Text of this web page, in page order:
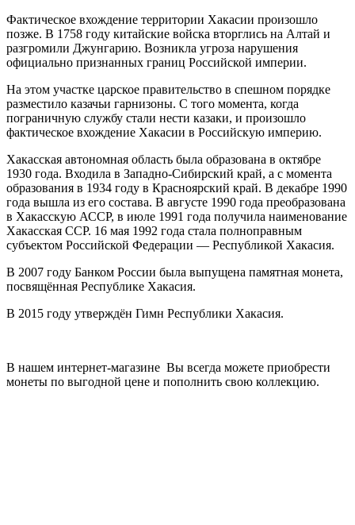
Фактическое вхождение территории Хакасии произошло
позже. В 1758 году китайские войска вторглись на Алтай и
разгромили Джунгарию. Возникла угроза нарушения
официально признанных границ Российской империи.
На этом участке царское правительство в спешном порядке
разместило казачьи гарнизоны. С того момента, когда
пограничную службу стали нести казаки, и произошло
фактическое вхождение Хакасии в Российскую империю.
Хакасская автономная область была образована в октябре
1930 года. Входила в Западно-Сибирский край, а с момента
образования в 1934 году в Красноярский край. В декабре 1990
года вышла из его состава. В августе 1990 года преобразована
в Хакасскую АССР, в июле 1991 года получила наименование
Хакасская ССР. 16 мая 1992 года стала полноправным
субъектом Российской Федерации — Республикой Хакасия.
В 2007 году Банком России была выпущена памятная монета,
посвящённая Республике Хакасия.
В 2015 году утверждён Гимн Республики Хакасия.
В нашем интернет-магазине Вы всегда можете приобрести
монеты по выгодной цене и пополнить свою коллекцию.